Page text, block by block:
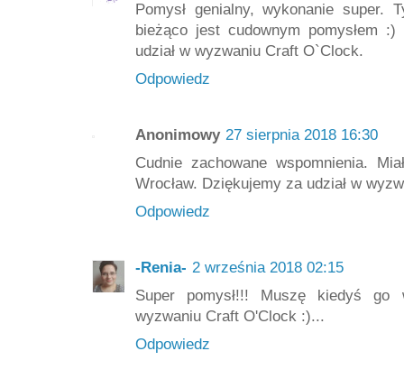
Pomysł genialny, wykonanie super.
bieżąco jest cudownym pomysłem
udział w wyzwaniu Craft O`Clock.
Odpowiedz
Anonimowy 27 sierpnia 2018 16:30
Cudnie zachowane wspomnienia.
Wrocław. Dziękujemy za udział w
Odpowiedz
-Renia- 2 września 2018 02:15
Super pomysł!!! Muszę kiedyś go
wyzwaniu Craft O'Clock :)...
Odpowiedz